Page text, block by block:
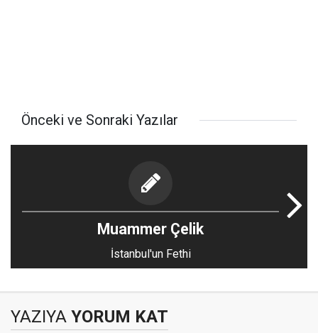
Önceki ve Sonraki Yazılar
Muammer Çelik
İstanbul'un Fethi
YAZIYA YORUM KAT